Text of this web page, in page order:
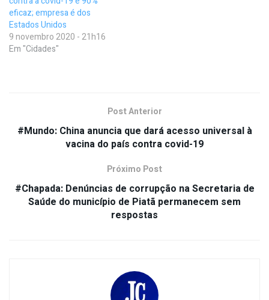
eficaz; empresa é dos
Estados Unidos
9 novembro 2020 - 21h16
Em "Cidades"
Post Anterior
#Mundo: China anuncia que dará acesso universal à
vacina do país contra covid-19
Próximo Post
#Chapada: Denúncias de corrupção na Secretaria de
Saúde do município de Piatã permanecem sem
respostas